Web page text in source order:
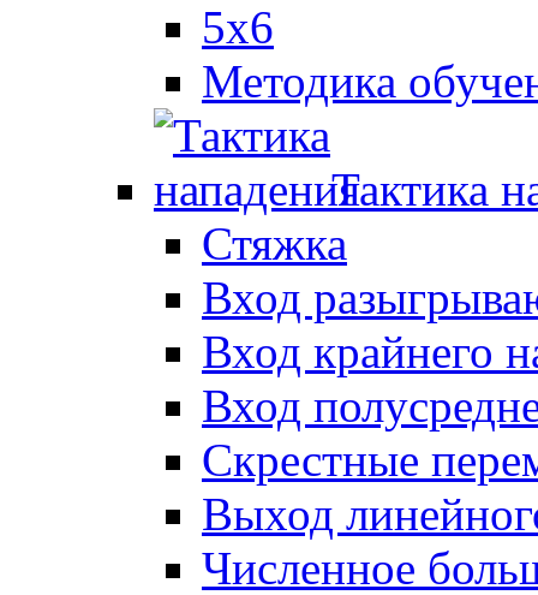
5x6
Методика
Тактика
Стяжка
Вход
Вход крайнего
Вход
Скрестные
Выход
Численное